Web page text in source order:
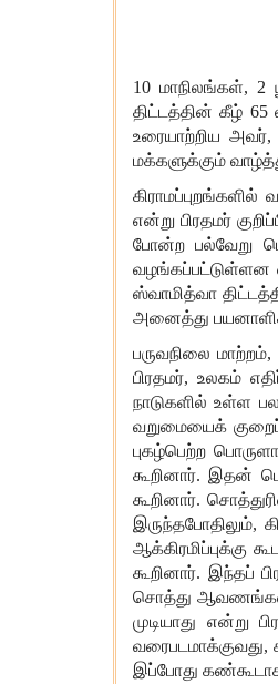
10 மாநிலங்கள், 2
திட்டத்தின் கீழ் 65
உரையாற்றிய அவர்
மக்களுக்கும்
கிராமப்புறங்களில்
என்று பிரதமர்
போன்ற பல்வேறு
வழங்கப்பட்டுள்ளன
ஸ்வாமித்வா
அனைத்து
பருவநிலை மாற்றம்,
பிரதமர், உலகம்
நாடுகளில் உள்ள
வறுமையைக்
புகழ்பெற்ற
கூறினார்.இதன்
கூறினார்.
இருந்தபோதிலும்,
ஆக்கிரமிப்புக்கு
கூறினார். இந்தப்
சொத்து
முடியாது
என்று
வரைபடமாக்குவது,
இப்போது